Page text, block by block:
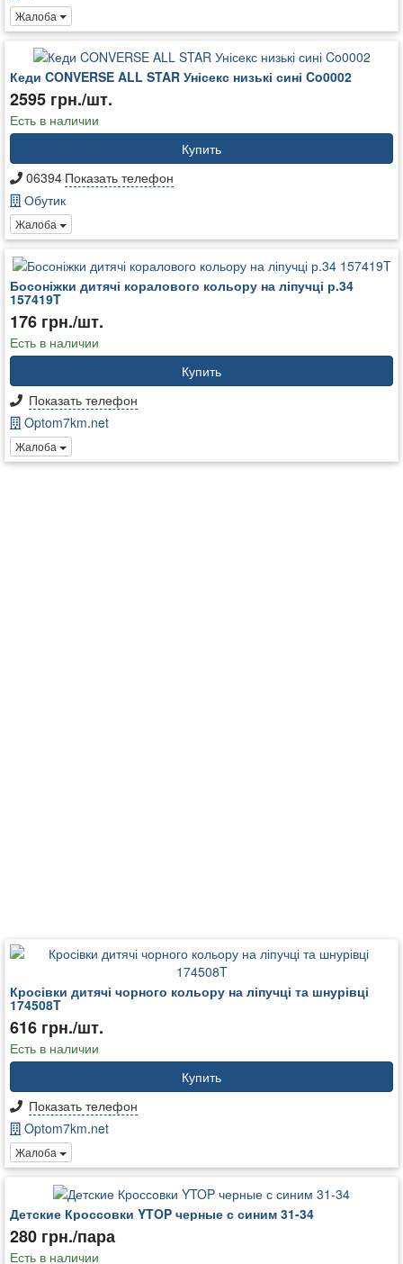
Жалоба
Кеди CONVERSE ALL STAR Унісекс низькі сині Co0002
2595 грн./шт.
Есть в наличии
Купить
06394 Показать телефон
Обутик
Жалоба
Босоніжки дитячі коралового кольору на ліпучці р.34
157419T
176 грн./шт.
Есть в наличии
Купить
Показать телефон
Optom7km.net
Жалоба
Кросівки дитячі чорного кольору на ліпучці та шнурівці
174508T
616 грн./шт.
Есть в наличии
Купить
Показать телефон
Optom7km.net
Жалоба
Детские Кроссовки YTOP черные с синим 31-34
280 грн./пара
Есть в наличии